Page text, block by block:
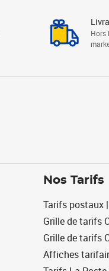
Hors
Nos Tarifs
Tarifs postaux
Grille de tarifs
Grille de tarifs
Affiches